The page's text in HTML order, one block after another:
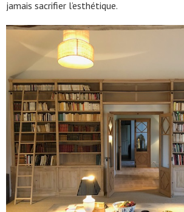
jamais sacrifier l’esthétique.